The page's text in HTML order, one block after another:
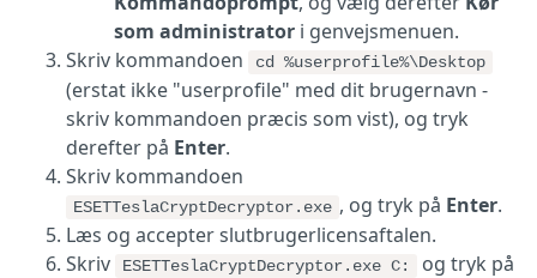
som administrator i genvejsmenuen.
Skriv kommandoen
cd %userprofile%\Desktop
(erstat ikke "userprofile" med dit brugernavn -
skriv kommandoen præcis som vist), og tryk
derefter på Enter.
Skriv kommandoen
ESETTeslaCryptDecryptor.exe , og tryk på Enter.
Læs og accepter slutbrugerlicensaftalen.
Skriv
ESETTeslaCryptDecryptor.exe C:
og tryk på